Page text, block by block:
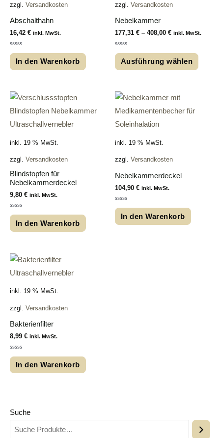
zzgl. Versandkosten
Abschalthahn
16,42 € inkl. MwSt.
Bewertet
mit
von
In den Warenkorb
zzgl. Versandkosten
Nebelkammer
177,31 € – 408,00 € inkl. MwSt.
Bewertet
mit
von
Ausführung wählen
inkl. 19 % MwSt.
zzgl. Versandkosten
Blindstopfen für
Nebelkammerdeckel
9,80 € inkl. MwSt.
Bewertet
mit
von
In den Warenkorb
inkl. 19 % MwSt.
zzgl. Versandkosten
Nebelkammerdeckel
104,90 € inkl. MwSt.
Bewertet
mit
von
In den Warenkorb
inkl. 19 % MwSt.
zzgl. Versandkosten
Bakterienfilter
8,99 € inkl. MwSt.
Bewertet
mit
von
In den Warenkorb
Suche